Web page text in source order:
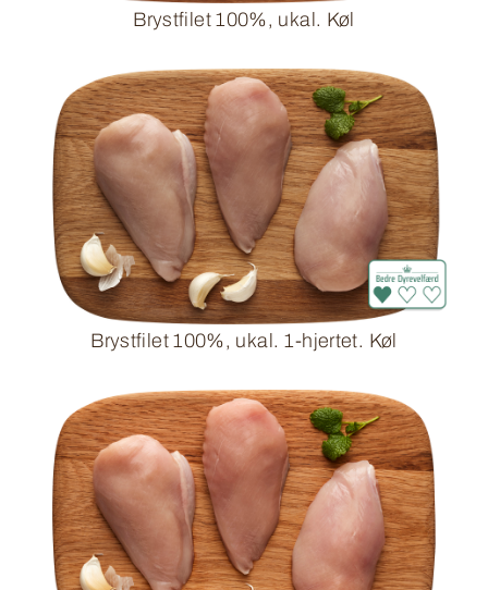
Brystfilet 100%, ukal. Køl
Brystfilet 100%, ukal. 1-hjertet. Køl